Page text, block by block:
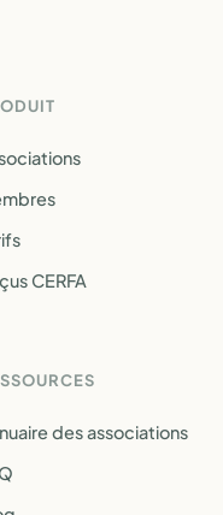
CERFA
des associations